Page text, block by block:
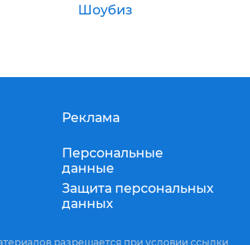
Шоубиз
Реклама
Персональные
данные
Защита персональных
данных
разрешается при условии ссылки